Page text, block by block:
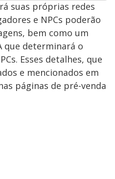
suas próprias redes
e NPCs poderão
bem como um
que determinará o
Esses detalhes, que
e mencionados em
páginas de pré-venda